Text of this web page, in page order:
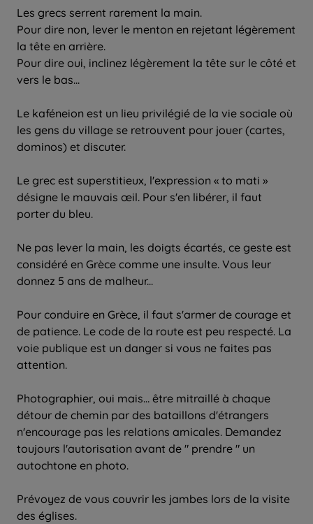
Les grecs serrent rarement la main.
Pour dire non, lever le menton en rejetant légèrement
la tête en arrière.
Pour dire oui, inclinez légèrement la tête sur le côté et
vers le bas...
Le kaféneion est un lieu privilégié de la vie sociale où
les gens du village se retrouvent pour jouer (cartes,
dominos) et discuter.
Le grec est superstitieux, l'expression « to mati »
désigne le mauvais œil. Pour s'en libérer, il faut
porter du bleu.
Ne pas lever la main, les doigts écartés, ce geste est
considéré en Grèce comme une insulte. Vous leur
donnez 5 ans de malheur...
Pour conduire en Grèce, il faut s'armer de courage et
de patience. Le code de la route est peu respecté. La
voie publique est un danger si vous ne faites pas
attention.
Photographier, oui mais… être mitraillé à chaque
détour de chemin par des bataillons d'étrangers
n'encourage pas les relations amicales. Demandez
toujours l'autorisation avant de " prendre " un
autochtone en photo.
Prévoyez de vous couvrir les jambes lors de la visite
des églises.